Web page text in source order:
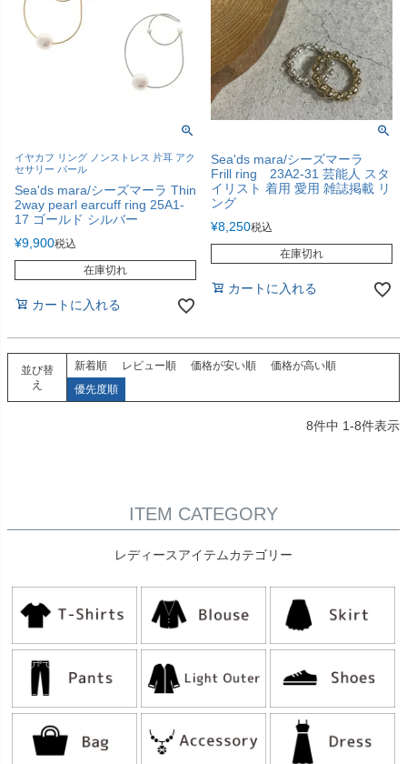
イヤカフ リング ノンストレス 片耳 アク
セサリー パール
Sea'ds mara/シーズマーラ Thin
2way pearl earcuff ring 25A1-
17 ゴールド シルバー
¥9,900税込
在庫切れ
カートに入れる
Sea'ds mara/シーズマーラ
Frill ring 23A2-31 芸能人 スタ
イリスト 着用 愛用 雑誌掲載 リ
ング
¥8,250税込
在庫切れ
カートに入れる
並び替
え
新着順 レビュー順 価格が安い順
価格が高い順
優先度順
8件中 1-8件表示
ITEM CATEGORY
レディースアイテムカテゴリー